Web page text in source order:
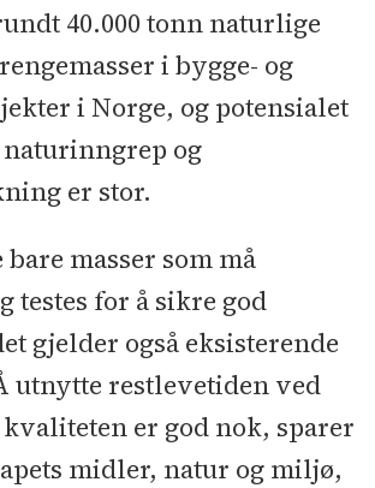
40.000 tonn naturlige
i bygge- og
i Norge, og potensialet
og
er stor.
masser som må
testes for å sikre god
gjelder også eksisterende
utnytte restlevetiden ved
er god nok, sparer
midler, natur og miljø,